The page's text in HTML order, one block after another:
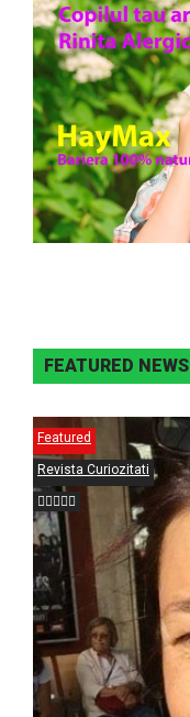
FEATURED NEWS
Featured
Revista Curiozitati